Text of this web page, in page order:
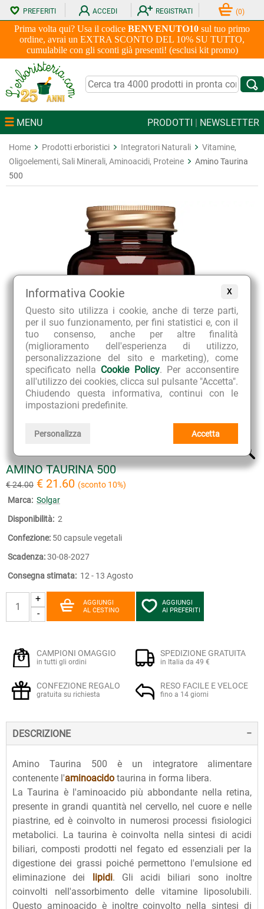
X
Informativa Cookie
Questo sito utilizza i cookie, anche di terze parti,
per il suo funzionamento, per fini statistici e, con il
tuo consenso, anche per altre finalità
(miglioramento dell'esperienza di utilizzo,
personalizzazione del sito e marketing), come
specificato nella Cookie Policy. Per acconsentire
all'utilizzo dei cookies, clicca sul pulsante "Accetta".
Chiudendo questa informativa, continui con le
impostazioni predefinite.
Personalizza Accetta
Prima volta qui? Usa il codice BENVENUTO10 sul tuo primo
ordine, avrai un EXTRA SCONTO DEL 10% SU TUTTO,
cumulabile con gli sconti già presenti! (esclusi kit promo)
PREFERITI ACCEDI REGISTRATI (0)
MENU PRODOTTI | NEWSLETTER
Home Prodotti erboristici Integratori Naturali
Vitamine,
Oligoelementi, Sali Minerali, Aminoacidi, Proteine
Amino Taurina
500
AMINO TAURINA 500
€ 24.00 € 21.60 (sconto 10%)
Marca: Solgar
Disponibilità: 2
Confezione: 50 capsule vegetali
Scadenza:30-08-2027
Consegna stimata: 12 - 13 Agosto
+
-
AGGIUNGI
AL CESTINO
AGGIUNGI
AI PREFERITI
CAMPIONI OMAGGIO
in tutti gli ordini
SPEDIZIONE GRATUITA
in Italia da 49 €
CONFEZIONE REGALO
gratuita su richiesta
RESO FACILE E VELOCE
fino a 14 giorni
DESCRIZIONE
Amino Taurina 500 è un integratore alimentare
contenente l'aminoacido taurina in forma libera.
La Taurina è l'aminoacido più abbondante nella retina,
presente in grandi quantità nel cervello, nel cuore e nelle
piastrine, ed è coinvolto in numerosi processi fisiologici
metabolici. La taurina è coinvolta nella sintesi di acidi
biliari, composti prodotti nel fegato ed essenziali per la
digestione dei grassi poiché permettono l'emulsione ed
eliminazione dei lipidi. Gli acidi biliari sono inoltre
coinvolti nell'assorbimento delle vitamine liposolubili.
Questo aminoacido è inoltre coinvolto nella sintesi di